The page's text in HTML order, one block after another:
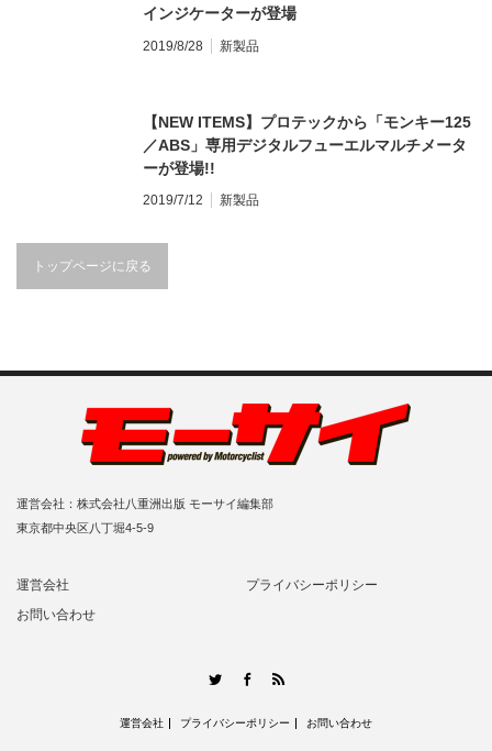
インジケーターが登場
2019/8/28 新製品
【NEW ITEMS】プロテックから「モンキー125
／ABS」専用デジタルフューエルマルチメータ
ーが登場!!
2019/7/12 新製品
トップページに戻る
運営会社：株式会社八重洲出版 モーサイ編集部
東京都中央区八丁堀4-5-9
運営会社
プライバシーポリシー
お問い合わせ
TwitterFacebook
運営会社 プライバシーポリシー お問い合わせ